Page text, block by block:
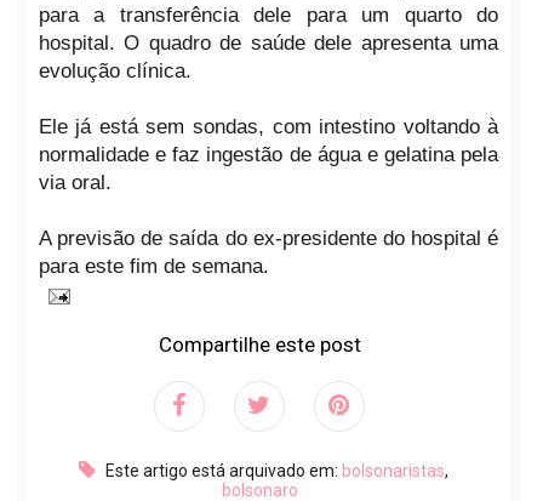
para a transferência dele para um quarto do
hospital. O quadro de saúde dele apresenta uma
evolução clínica.
Ele já está sem sondas, com intestino voltando à
normalidade e faz ingestão de água e gelatina pela
via oral.
A previsão de saída do ex-presidente do hospital é
para este fim de semana.
Compartilhe este post
Este artigo está arquivado em: bolsonaristas,
bolsonaro